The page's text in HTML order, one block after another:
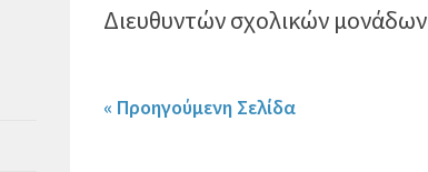
Διευθυντών σχολικών μονάδων
« Προηγούμενη Σελίδα